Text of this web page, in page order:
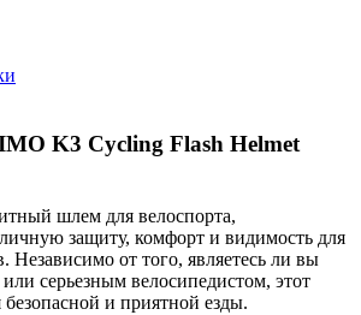
K3 Cycling Flash Helmet
шлем для велоспорта,
защиту, комфорт и видимость для
Независимо от того, являетесь ли вы
серьезным велосипедистом, этот
и приятной езды.